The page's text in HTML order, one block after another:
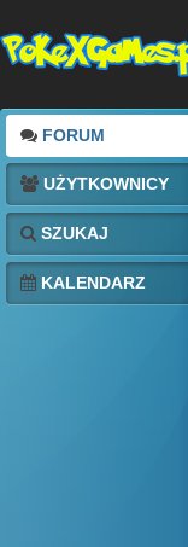
FORUM
UŻYTKOWNICY
SZUKAJ
KALENDARZ